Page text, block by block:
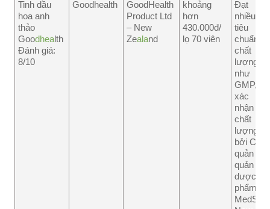
Tinh dầu
hoa anh
thảo
Goodhealth
Đánh giá:
8/10
Goodhealth
GoodHealth
Product Ltd
– New
Zealand
khoảng
hơn
430.000đ/
lọ 70 viên
Đạt
nhiều
tiêu
chuẩn
chất
lượng
như
GMP,
xác
nhận
chất
lượng
bởi Cục
quản
quản lý
dược
phẩm
MedSafe